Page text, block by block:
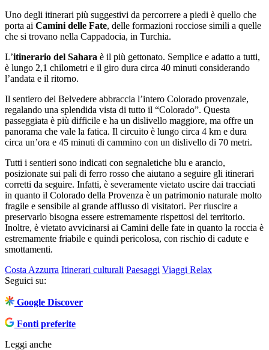
Uno degli itinerari più suggestivi da percorrere a piedi è quello che
porta ai Camini delle Fate, delle formazioni rocciose simili a quelle
che si trovano nella Cappadocia, in Turchia.
L’itinerario del Sahara è il più gettonato. Semplice e adatto a tutti,
è lungo 2,1 chilometri e il giro dura circa 40 minuti considerando
l’andata e il ritorno.
Il sentiero dei Belvedere abbraccia l’intero Colorado provenzale,
regalando una splendida vista di tutto il “Colorado”. Questa
passeggiata è più difficile e ha un dislivello maggiore, ma offre un
panorama che vale la fatica. Il circuito è lungo circa 4 km e dura
circa un’ora e 45 minuti di cammino con un dislivello di 70 metri.
Tutti i sentieri sono indicati con segnaletiche blu e arancio,
posizionate sui pali di ferro rosso che aiutano a seguire gli itinerari
corretti da seguire. Infatti, è severamente vietato uscire dai tracciati
in quanto il Colorado della Provenza è un patrimonio naturale molto
fragile e sensibile al grande afflusso di visitatori. Per riuscire a
preservarlo bisogna essere estremamente rispettosi del territorio.
Inoltre, è vietato avvicinarsi ai Camini delle fate in quanto la roccia è
estremamente friabile e quindi pericolosa, con rischio di cadute e
smottamenti.
Costa Azzurra Itinerari culturali Paesaggi Viaggi Relax
Seguici su:
Google Discover
Fonti preferite
Leggi anche